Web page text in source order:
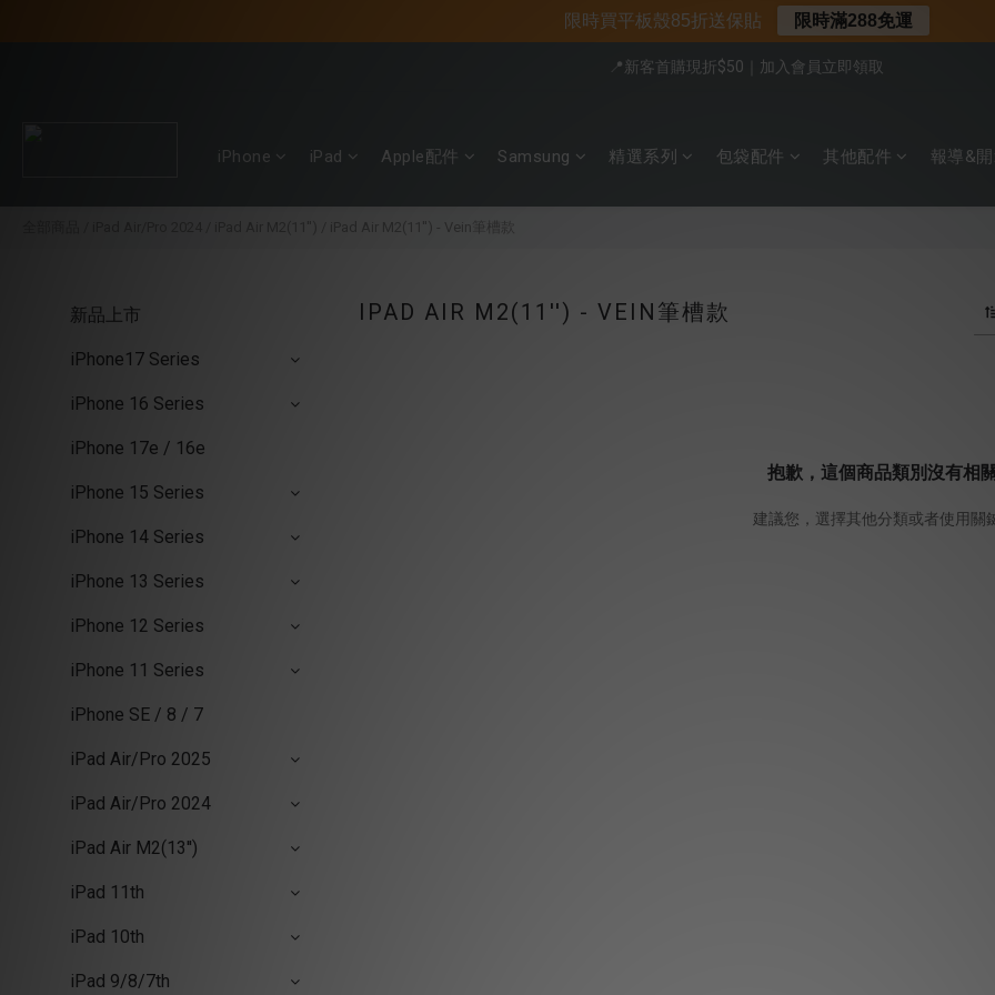
📍新客首購現折$50｜加入會員立即領取
📍新客首購現折$50｜加入會員立即領取
會員享全館95折優惠
iPhone iPad Apple配件 Samsung 精選系列 包袋配件 其他配件 報導&
iPad Air M2(11'') - Vein筆槽款
新品上市
iPhone17 Series
iPhone 16 Series
iPhone 17e / 16e
iPhone 15 Series
iPhone 14 Series
iPhone 13 Series
iPhone 12 Series
iPhone 11 Series
iPhone SE / 8 / 7
iPad Air/Pro 2025
iPad Air/Pro 2024
iPad Air M2(13'')
iPad 11th
iPad 10th
iPad 9/8/7th
IPAD AIR M2(11'') - VEIN筆槽款
抱歉，這個商品類別沒有相
建議您，選擇其他分類或者使用關
限時買平板殼85折送保貼 限時滿288免運